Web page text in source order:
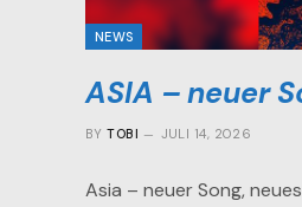
NEWS
ASIA – neuer
BY TOBI JULI 14, 2026
Asia – neuer Song,